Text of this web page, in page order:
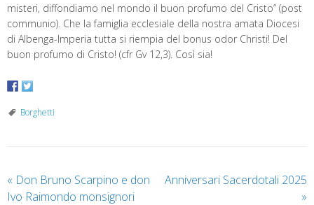
misteri, diffondiamo nel mondo il buon profumo del Cristo” (post
communio). Che la famiglia ecclesiale della nostra amata Diocesi
di Albenga-Imperia tutta si riempia del bonus odor Christi! Del
buon profumo di Cristo! (cfr Gv 12,3). Così sia!
Borghetti
« Don Bruno Scarpino e don
Ivo Raimondo monsignori
Anniversari Sacerdotali 2025
»